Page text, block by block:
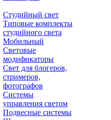
Студийный свет
Типовые комплекты
студийного света
Мобильный
Световые
модификаторы
Свет для блогеров,
стримеров,
фотографов
Системы
управления светом
Подвесные системы